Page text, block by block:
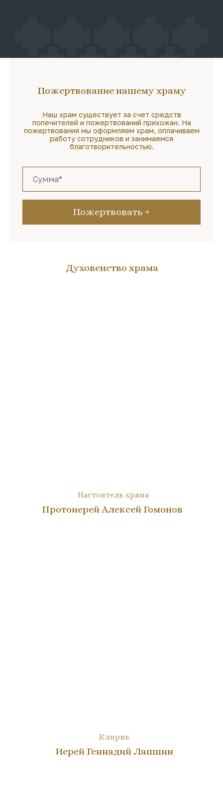
Пожертвование нашему храму
Наш храм существует за счет средств
попечителей и пожертвований прихожан. На
пожертвования мы оформляем храм, оплачиваем
работу сотрудников и занимаемся
благотворительностью.
Пожертвовать
Духовенство храма
Клирик
Иерей Геннадий Лапшин
Настоятель храма
Протоиерей Алексей Гомонов